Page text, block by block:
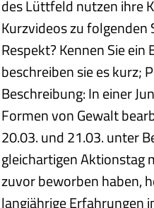
des Lüttfeld nutzen ihre
Kurzvideos zu
Respekt? Kennen Sie
beschreiben sie es kurz;
Beschreibung: In einer
Formen von Gewalt
20.03. und 21.03. unter
gleichartigen Aktionstag
zuvor beworben haben,
langjährige Erfahrungen